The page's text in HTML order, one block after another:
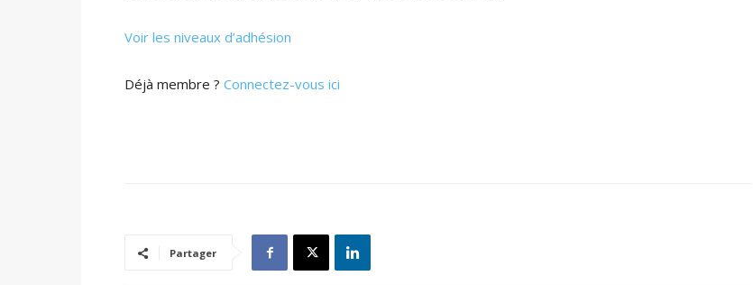
Voir les niveaux d’adhésion
Déjà membre ? Connectez-vous ici
Partager